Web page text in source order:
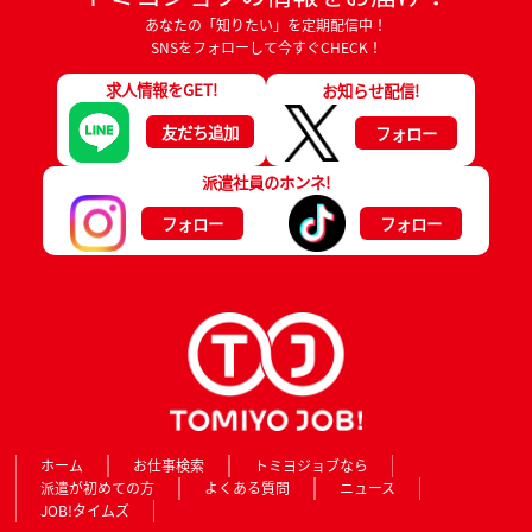
あなたの「知りたい」を定期配信中！
SNSをフォローして今すぐCHECK！
求人情報をGET!
友だち追加
お知らせ配信!
フォロー
派遣社員のホンネ!
フォロー
フォロー
ホーム お仕事検索
トミヨジョブなら
派遣が初めての方
よくある質問
ニュース
JOB!タイムズ